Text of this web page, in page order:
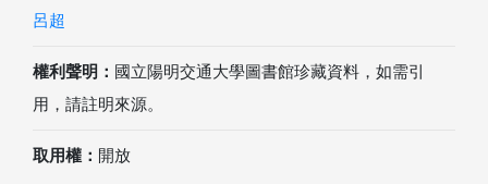
呂超
權利聲明： 國立陽明交通大學圖書館珍藏資料，如需引
用，請註明來源。
取用權： 開放